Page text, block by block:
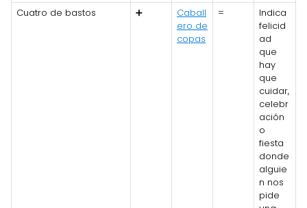
Cuatro de bastos
➕
Caball
ero de
copas
=
Indica
felicid
ad
que
hay
que
cuidar,
celebr
ación
o
fiesta
donde
alguie
n nos
pide